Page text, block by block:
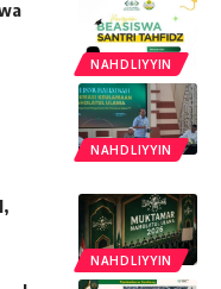
NAHDLIYYIN
NAHDLIYYIN
NAHDLIYYIN